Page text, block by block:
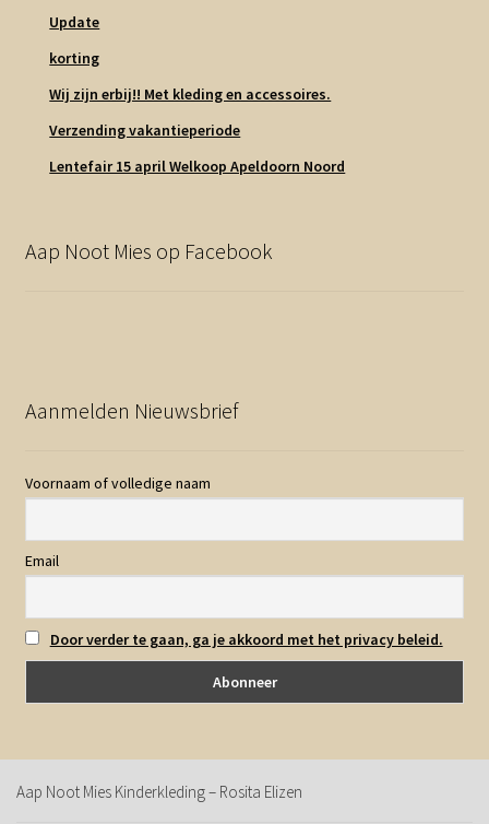
Update
korting
Wij zijn erbij!! Met kleding en accessoires.
Verzending vakantieperiode
Lentefair 15 april Welkoop Apeldoorn Noord
Aap Noot Mies op Facebook
Aanmelden Nieuwsbrief
Voornaam of volledige naam
Email
Door verder te gaan, ga je akkoord met het privacy beleid.
Aap Noot Mies Kinderkleding – Rosita Elizen